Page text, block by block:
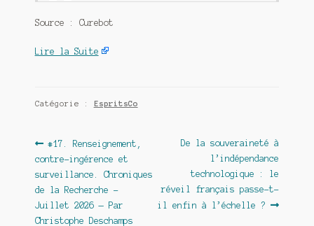
Source : Curebot
Lire la Suite
Catégorie : EspritsCo
Navigation
de
l’article
Article
précédent :
#17. Renseignement,
contre-ingérence et
surveillance. Chroniques
de la Recherche –
Juillet 2026 — Par
Christophe Deschamps
Article
suivant :
De la souveraineté à
l’indépendance
technologique : le
réveil français passe-t-
il enfin à l’échelle ?